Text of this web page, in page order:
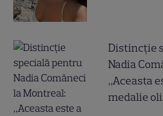
Distincție
Nadia
„Aceasta
medalie